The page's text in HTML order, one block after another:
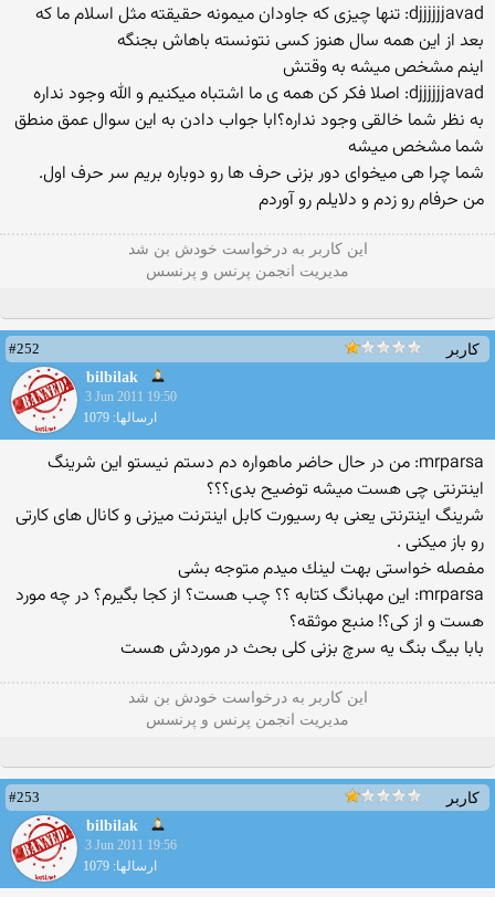
djjjjjjavad: تنها چیزی كه جاودان میمونه حقیقته مثل اسلام ما كه
بعد از این همه سال هنوز كسی نتونسته باهاش بجنگه
اینم مشخص میشه به وقتش
djjjjjjavad: اصلا فكر كن همه ی ما اشتباه میكنیم و الله وجود نداره
به نظر شما خالقی وجود نداره؟ابا جواب دادن به این سوال عمق منطق
شما مشخص میشه
شما چرا هی میخوای دور بزنی حرف ها رو دوباره بریم سر حرف اول.
من حرفام رو زدم و دلایلم رو آوردم
این كاربر به درخواست خودش بن شد
مدیریت انجمن پرنس و پرنسس
کاربر
#252
bilbilak
3 Jun 2011 19:50
ارسالها: 1079
mrparsa: من در حال حاضر ماهواره دم دستم نیستو این شرینگ
اینترنتی چی هست میشه توضیح بدی؟؟؟
شرینگ اینترنتی یعنی به رسیورت كابل اینترنت میزنی و كانال های كارتی
رو باز میكنی .
مفصله خواستی بهت لینك میدم متوجه بشی
mrparsa: این مهبانگ کتابه ؟؟ چب هست؟ از کجا بگیرم؟ در چه مورد
هست و از کی؟! منبع موثقه؟
بابا بیگ بنگ یه سرچ بزنی كلی بحث در موردش هست
این كاربر به درخواست خودش بن شد
مدیریت انجمن پرنس و پرنسس
کاربر
#253
bilbilak
3 Jun 2011 19:56
ارسالها: 1079